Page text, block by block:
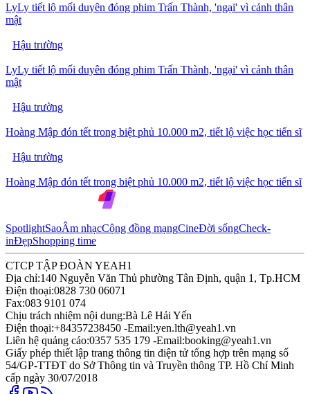
LyLy tiết lộ mối duyên đóng phim Trấn Thành, 'ngại' vì cảnh thân
mật
Hậu trường
LyLy tiết lộ mối duyên đóng phim Trấn Thành, 'ngại' vì cảnh thân
mật
Hậu trường
Hoàng Mập đón tết trong biệt phủ 10.000 m2, tiết lộ việc học tiến sĩ
Hậu trường
Hoàng Mập đón tết trong biệt phủ 10.000 m2, tiết lộ việc học tiến sĩ
SpotlightSaoÂm nhạcCộng đồng mạngCineĐời sốngCheck-
inĐẹpShopping time
CTCP TẬP ĐOÀN YEAH1
Địa chỉ:140 Nguyễn Văn Thủ phường Tân Định, quận 1, Tp.HCM
Điện thoại:0828 730 06071
Fax:083 9101 074
Chịu trách nhiệm nội dung:Bà Lê Hải Yến
Điện thoại:+84357238450 -Email:yen.lth@yeah1.vn
Liên hệ quảng cáo:0357 535 179 -Email:booking@yeah1.vn
Giấy phép thiết lập trang thông tin điện tử tổng hợp trên mạng số
54/GP-TTĐT do Sở Thông tin và Truyền thông TP. Hồ Chí Minh
cấp ngày 30/07/2018